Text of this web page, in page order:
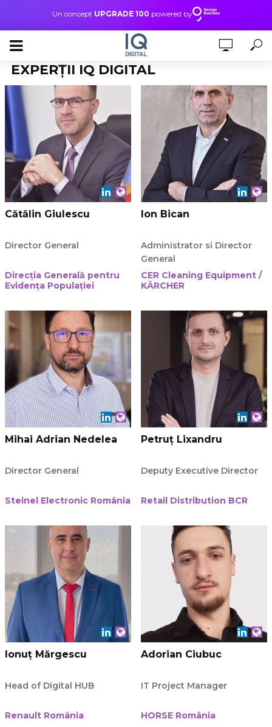
Un concept UPGRADE 100 powered by
EXPERȚII IQ DIGITAL
Cătălin Giulescu
Director General
Direcția Generală pentru
Evidența Populației
Ion Bican
Administrator si Director
General
CER Cleaning Equipment /
KÄRCHER
Mihai Adrian Nedelea
Director General
Steinel Electronic România
Petruț Lixandru
Deputy Executive Director
Retail Distribution BCR
Ionuț Mărgescu
Head of Digital HUB
Renault România
Adorian Ciubuc
IT Project Manager
HORSE România